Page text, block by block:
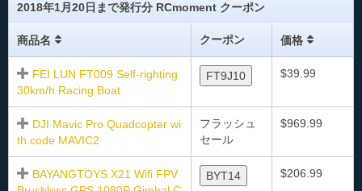
2018年1月20日まで発行分 RCmoment クーポン
商品名 クーポン 価格
FEI LUN FT009 Self-righting
30km/h Racing Boat
FT9J10 $39.99
DJI Mavic Pro Quadcopter wi
th code MAVIC2
フラッシュ
セール
$969.99
BAYANGTOYS X21 Wifi FPV
BYT14 $206.99